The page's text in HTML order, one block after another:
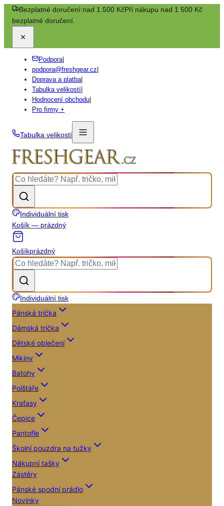
Bezplatné doručení:nad 1.500 KčPři nákupu nad 1 500 Kč
bezplatné doručení.
Podpora|
podpora@freshgear.cz
Doprava a platba|
Tabulka velikostí
Hodnocení obchodu
Pro firmy +
Tabulka velikostí
Individuální tisk
Košík — prázdný
Košíkprázdný
Individuální tisk
Pánská trička
Dámská trička
Dětské oblečení
Mikiny
Batohy
Polštáře
Kraťasy
Čepice
Pantofle
Školní pouzdra na tužky
Nákupní tašky
Zástěry
Pánské spodní prádlo
Novinky